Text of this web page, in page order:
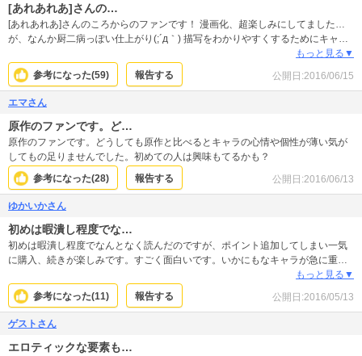
[あれあれあ]さんの…
[あれあれあ]さんのころからのファンです！ 漫画化、超楽しみにしてました…
が、なんか厨二病っぽい仕上がり(;´д｀) 描写をわかりやすくするためにキャラ
の繊細さが若干抜けたせいか心理描写が本作より荒削りで、中高生向けみたい
になっちゃってちょっと残念;; これ気に入った方！いまいちだった方もぜひ原
作も読んでみて下さい！ (原作側のまわしものではありませんw)
もっと見る▼
参考になった(59) 報告する 公開日:2016/06/15
エマさん
原作のファンです。ど…
原作のファンです。どうしても原作と比べるとキャラの心情や個性が薄い気が
してもの足りませんでした。初めての人は興味もてるかも？
参考になった(28) 報告する 公開日:2016/06/13
ゆかいかさん
初めは暇潰し程度でな…
初めは暇潰し程度でなんとなく読んだのですが、ポイント追加してしまい一気
に購入、続きが楽しみです。すごく面白いです。いかにもなキャラが急に重要
になったり、下剋上、転落がくりかえされます。心理ゲーム系のストーリー好
きなら買って損はありません。おすすめです。
もっと見る▼
参考になった(11) 報告する 公開日:2016/05/13
ゲストさん
エロティックな要素も…